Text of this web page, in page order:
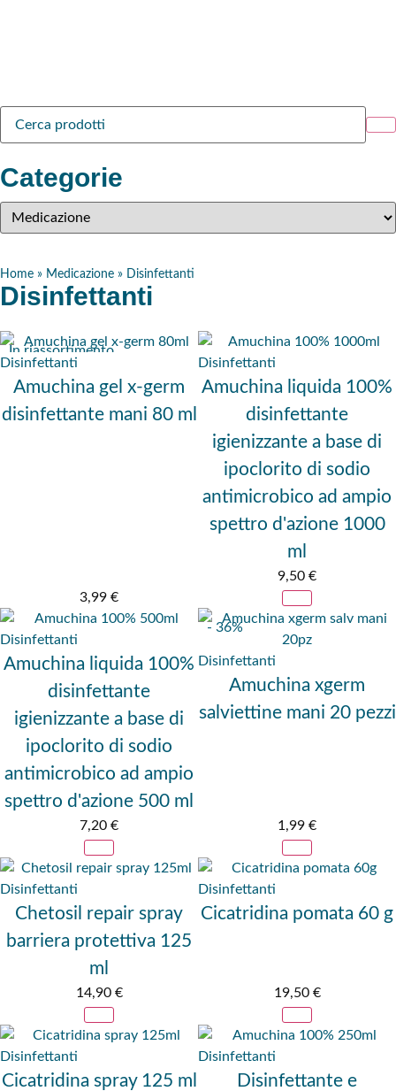
Categorie
Home » Medicazione » Disinfettanti
Disinfettanti
In riassortimento
Disinfettanti
Amuchina gel x-germ
disinfettante mani 80 ml
3,99 €
Disinfettanti
Amuchina liquida 100%
disinfettante
igienizzante a base di
ipoclorito di sodio
antimicrobico ad ampio
spettro d'azione 1000
ml
9,50 €
Disinfettanti
Amuchina liquida 100%
disinfettante
igienizzante a base di
ipoclorito di sodio
antimicrobico ad ampio
spettro d'azione 500 ml
7,20 €
- 36%
Disinfettanti
Amuchina xgerm
salviettine mani 20 pezzi
1,99 €
Disinfettanti
Chetosil repair spray
barriera protettiva 125
ml
14,90 €
Disinfettanti
Cicatridina pomata 60 g
19,50 €
Disinfettanti
Cicatridina spray 125 ml
Disinfettanti
Disinfettante e